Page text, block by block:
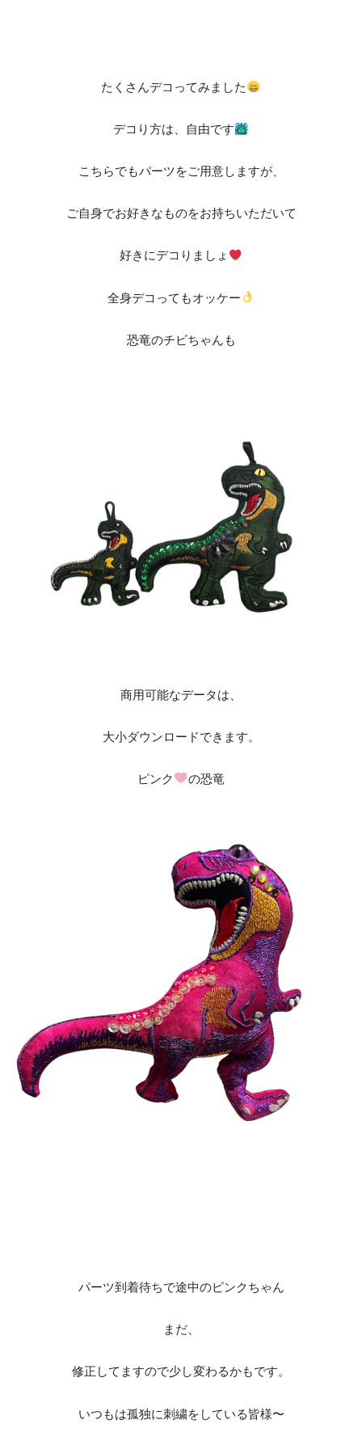
たくさんデコってみました
デコり方は、自由です
こちらでもパーツをご用意しますが、
ご自身でお好きなものをお持ちいただいて
好きにデコりましょ
全身デコってもオッケー
恐竜のチビちゃんも
商用可能なデータは、
大小ダウンロードできます。
ピンク の恐竜
パーツ到着待ちで途中のピンクちゃん
まだ、
修正してますので少し変わるかもです。
いつもは孤独に刺繍をしている皆様〜